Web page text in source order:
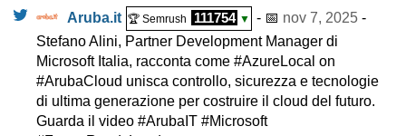
Aruba.it 🏆 Semrush 111754 ▼ - 📅 nov 7, 2025 -
Stefano Alini, Partner Development Manager di
Microsoft Italia, racconta come #AzureLocal on
#ArubaCloud unisca controllo, sicurezza e tecnologie
di ultima generazione per costruire il cloud del futuro.
Guarda il video #ArubaIT #Microsoft